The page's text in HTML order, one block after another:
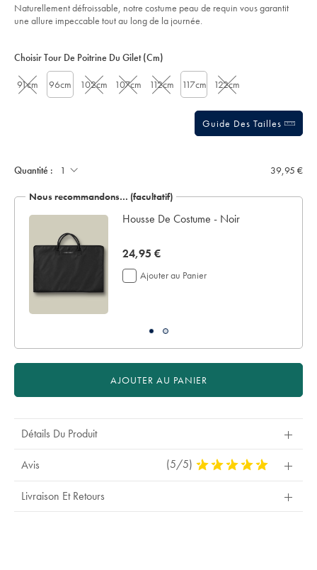
performance-
-
-
stars
Naturellement défroissable, notre costume peau de requin vous garantit
une allure impeccable tout au long de la journée.
Actions
cart
Choisir Tour De Poitrine Du Gilet (cm)
91cm 96cm 102cm 107cm 112cm 117cm 122cm
Guide Des Tailles
Quantité : 39,95 €
Nous recommandons… (facultatif)
Housse De Costume - Noir
now
24,95
€
24,95 €
Ajouter au Panier
AJOUTER AU PANIER
Détails Du Produit
Avis (5/5) 5
Livraison Et Retours